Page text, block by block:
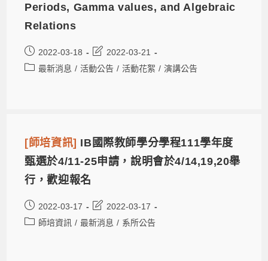
Periods, Gamma values, and Algebraic
Relations
2022-03-18
2022-03-21
最新消息 / 活動公告 / 活動花絮 / 演講公告
[師培資訊] IB國際教師學分學程111學年度
甄選於4/11-25申請，說明會於4/14,19,20舉
行，歡迎報名
2022-03-17
2022-03-17
師培資訊 / 最新消息 / 系所公告